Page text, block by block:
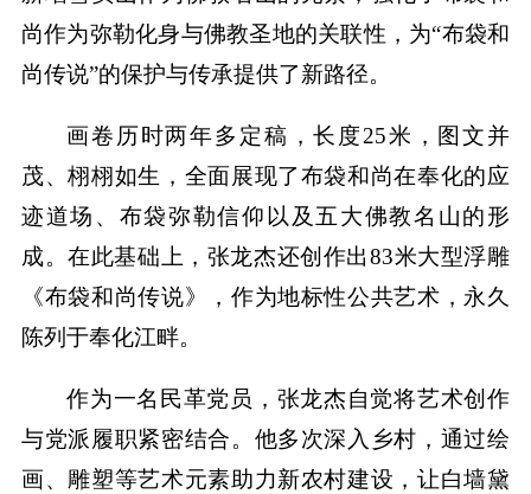
尚作为弥勒化身与佛教圣地的关联性，为“布袋和
尚传说”的保护与传承提供了新路径。
画卷历时两年多定稿，长度25米，图文并
茂、栩栩如生，全面展现了布袋和尚在奉化的应
迹道场、布袋弥勒信仰以及五大佛教名山的形
成。在此基础上，张龙杰还创作出83米大型浮雕
《布袋和尚传说》，作为地标性公共艺术，永久
陈列于奉化江畔。
作为一名民革党员，张龙杰自觉将艺术创作
与党派履职紧密结合。他多次深入乡村，通过绘
画、雕塑等艺术元素助力新农村建设，让白墙黛